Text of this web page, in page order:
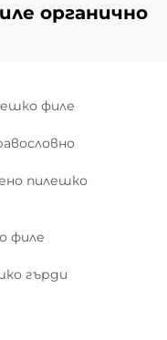
органично
филе
пилешко
филе
гърди